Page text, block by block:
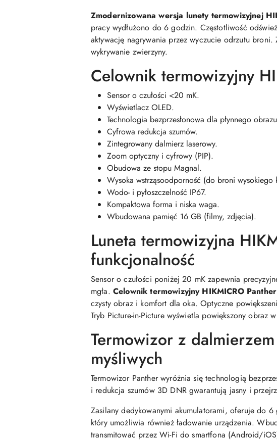
Zmodernizowana wersja lunety termowizyjnej
pracy wydłużono do 6 godzin. Częstotliwość
aktywację nagrywania przez wyczucie odrzutu
wykrywanie zwierzyny.
Celownik termowizyjny
Sensor o czułości <20 mK.
Wyświetlacz OLED.
Technologia bezprzesłonowa dla płynnego
Cyfrowa redukcja szumów.
Zintegrowany dalmierz laserowy.
Zoom optyczny i cyfrowy (PIP).
Obudowa ze stopu Magnal.
Wysoka wstrząsoodporność (do broni wysokiego
Wodo- i pyłoszczelność IP67.
Kompaktowa forma i niska waga.
Wbudowana pamięć 16 GB (filmy, zdjęcia).
Luneta termowizyjna
funkcjonalność
Sensor o czułości poniżej 20 mK zapewnia
mgła. Celownik termowizyjny HIKMICRO Panther
czysty obraz i komfort dla oka. Optyczne
Tryb Picture-in-Picture wyświetla powiększony obraz
Termowizor z
myśliwych
Termowizor Panther wyróżnia się technologią
i redukcja szumów 3D DNR gwarantują jasny i
Zasilany dedykowanymi akumulatorami, oferuje do
który umożliwia również ładowanie urządzenia.
transmitować przez Wi-Fi do smartfona (Android/